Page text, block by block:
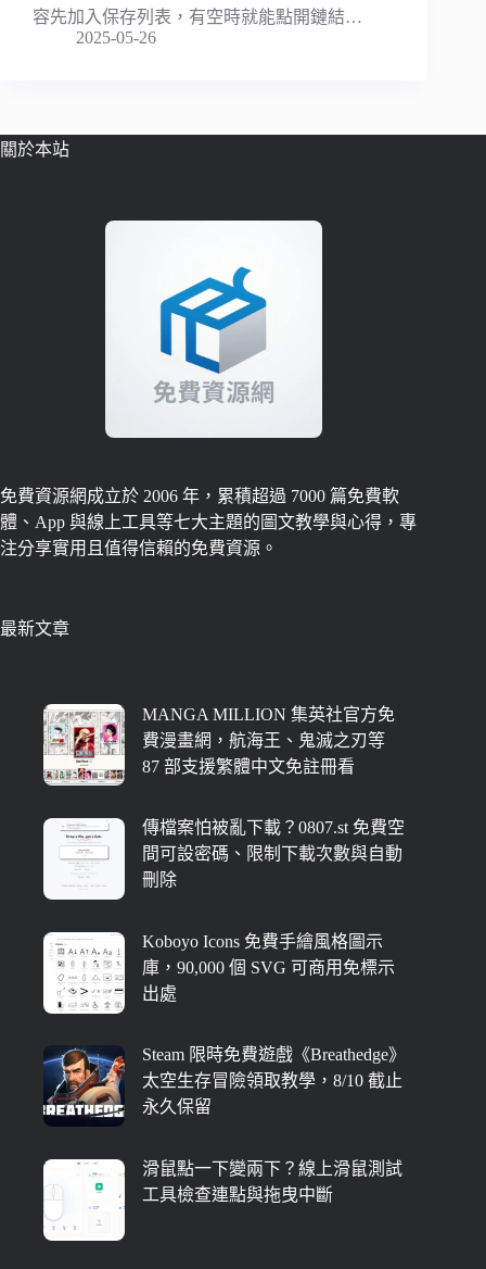
容先加入保存列表，有空時就能點開鏈結…
2025-05-26
關於本站
免費資源網成立於 2006 年，累積超過 7000 篇免費軟
體、App 與線上工具等七大主題的圖文教學與心得，專
注分享實用且值得信賴的免費資源。
最新文章
MANGA MILLION 集英社官方免
費漫畫網，航海王、鬼滅之刃等
87 部支援繁體中文免註冊看
傳檔案怕被亂下載？0807.st 免費空
間可設密碼、限制下載次數與自動
刪除
Koboyo Icons 免費手繪風格圖示
庫，90,000 個 SVG 可商用免標示
出處
Steam 限時免費遊戲《Breathedge》
太空生存冒險領取教學，8/10 截止
永久保留
滑鼠點一下變兩下？線上滑鼠測試
工具檢查連點與拖曳中斷